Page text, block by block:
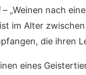
– „Weinen nach
im Alter
die ihren
eines